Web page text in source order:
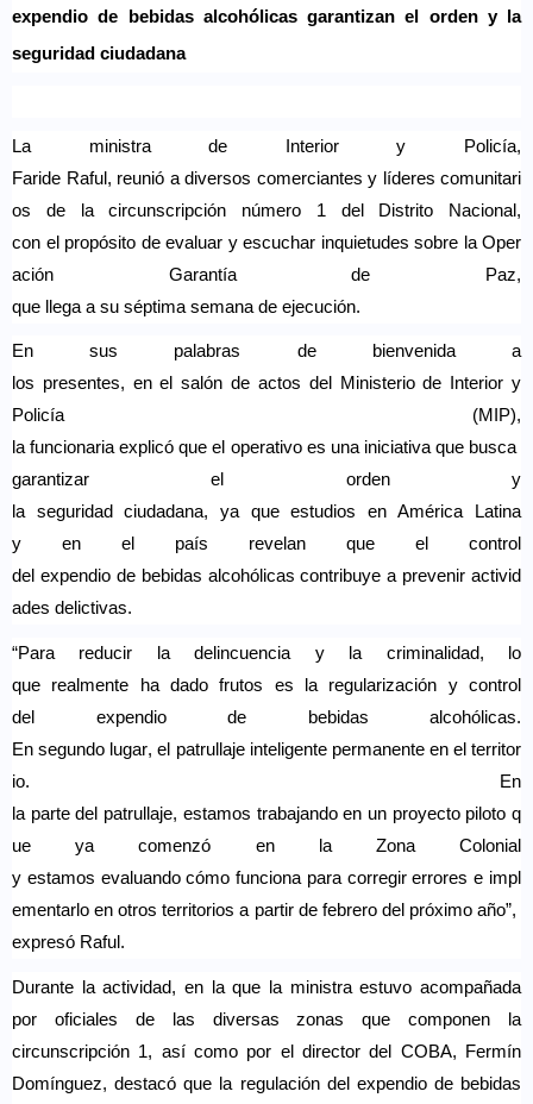
expendio de bebidas alcohólicas garantizan el orden y la
seguridad ciudadana
La ministrade Interior y Policía,
Faride Raful , reunió a diversos comerciantes y líderes comunitari
os de lacircunscripción número 1 del Distrito Nacional,
con el propósito de evaluar y escuchar inquietudes sobre la Oper
ación
Garantíade Paz,
que
llega a su séptima semana de ejecución.
En sus palabras de bienvenidaa
los presentes, en el salón de actos del Ministeriode Interior y
Policía (MIP),
lafuncionaria explicó queel operativoes una iniciativaque busca
garantizar
el ordeny
la seguridad ciudadana, yaqueestudios enAmérica Latina
y en el país revelan que el
control
del expendiode bebidas alcohólicas contribuye a prevenir activid
ades delictivas.
“Para reducir ladelincuencia y la criminalidad, lo
que realmente ha dadofrutos es la regularización y control
del expendiode bebidas alcohólicas.
Ensegundo lugar,el patrullaje inteligente permanente en el territor
io. En
la partedel patrullaje, estamos trabajando en un proyecto piloto q
ueya comenzó enla Zona Colonial
y estamos evaluando cómo funciona para corregir errores e impl
ementarlo en otros territorios a partirde febrerodel próximo año”,
expresó Raful .
Durante la actividad, en la que la ministra estuvo acompañada
por oficiales de las diversas zonas que componen la
circunscripción 1, así como por el director del COBA, Fermín
Domínguez, destacó que la regulación del expendio de bebidas